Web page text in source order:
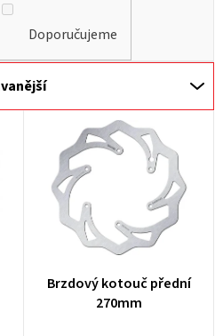
Doporučujeme
Brzdový kotouč přední
270mm